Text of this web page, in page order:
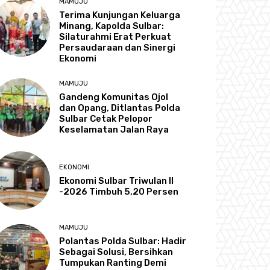
Terima Kunjungan Keluarga
Minang, Kapolda Sulbar:
Silaturahmi Erat Perkuat
Persaudaraan dan Sinergi
Ekonomi
MAMUJU
Gandeng Komunitas Ojol
dan Opang, Ditlantas Polda
Sulbar Cetak Pelopor
Keselamatan Jalan Raya
EKONOMI
Ekonomi Sulbar Triwulan II
-2026 Timbuh 5,20 Persen
MAMUJU
Polantas Polda Sulbar: Hadir
Sebagai Solusi, Bersihkan
Tumpukan Ranting Demi